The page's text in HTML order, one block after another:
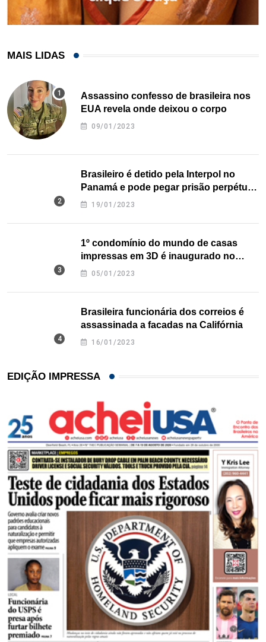
MAIS LIDAS
Assassino confesso de brasileira nos
EUA revela onde deixou o corpo
09/01/2023
Brasileiro é detido pela Interpol no
Panamá e pode pegar prisão perpétua
nos EUA
19/01/2023
1º condomínio do mundo de casas
impressas em 3D é inaugurado no
Texas
05/01/2023
Brasileira funcionária dos correios é
assassinada a facadas na Califórnia
16/01/2023
EDIÇÃO IMPRESSA